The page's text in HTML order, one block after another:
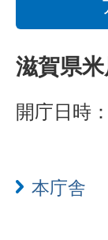
滋賀県
開庁日時：
本庁舎